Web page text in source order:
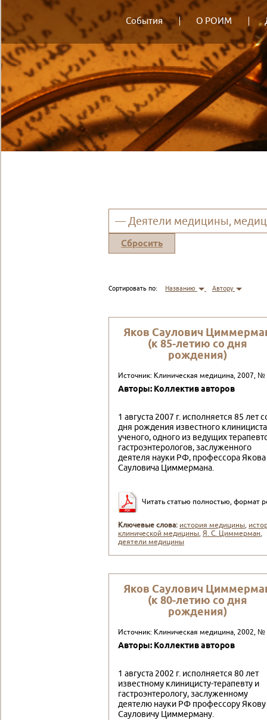
События О РОИМ
— Деятели медицины,
Сбросить
Сортировать по: Названию Автору
Яков Саулович
(к 85-летию со дня
рождения)
Источник: Клиническая медицина, 2007, №
Авторы: Коллектив авторов
1 августа 2007 г. исполняется 85 лет
дня рождения известного
ученого, одного из ведущих
гастроэнтерологов, заслуженного
деятеля нау­ки РФ, профессора Якова
Сауловича Циммермана.
Читать статью полностью, формат
Ключевые слова: история медицины,
клинической медицины,Я. С. Циммерман,
деятели медицины
Яков Саулович
(к 80-летию со дня
рождения)
Источник: Клиническая медицина, 2002, №
Авторы: Коллектив авторов
1 августа 2002 г. исполняется 80 лет
известному клиницисту-те­рапевту и
гастроэнтерологу, заслуженному
деятелю науки РФ про­фессору Якову
Сауловичу Циммерману.